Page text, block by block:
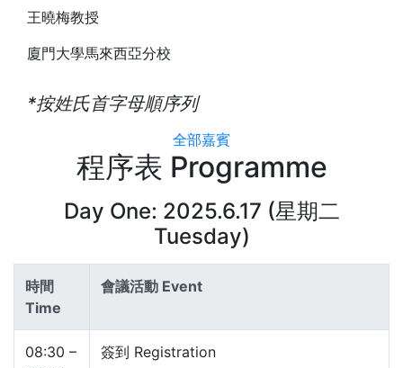
王曉梅教授
廈門大學馬來西亞分校
*按姓氏首字母順序列
全部嘉賓
程序表 Programme
Day One: 2025.6.17 (星期二
Tuesday)
時間
Time
會議活動 Event
08:30 –
簽到 Registration